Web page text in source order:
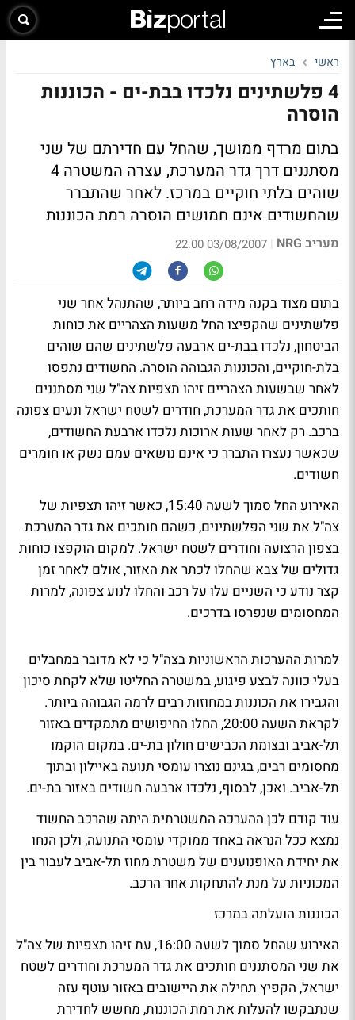
ראשי בארץ
4 פלשתינים נלכדו בבת-ים - הכוננות
הוסרה
בתום מרדף ממושך, שהחל עם חדירתם של שני
מסתננים דרך גדר המערכת, עצרה המשטרה 4
שוהים בלתי חוקיים במרכז. לאחר שהתברר
שהחשודים אינם חמושים הוסרה רמת הכוננות
מעריב NRG |
03/08/2007 22:00
בתום מצוד בקנה מידה רחב ביותר, שהתנהל אחר שני
פלשתינים שהקפיצו החל משעות הצהריים את כוחות
הביטחון, נלכדו בבת-ים ארבעה פלשתינים שהם שוהים
בלת-חוקיים, והכוננות הגבוהה הוסרה. החשודים נתפסו
לאחר שבשעות הצהריים זיהו תצפיות צה"ל שני מסתננים
חותכים את גדר המערכת, חודרים לשטח ישראל ונעים צפונה
ברכב. רק לאחר שעות ארוכות נלכדו ארבעת החשודים,
שכאשר נעצרו התברר כי אינם נושאים עמם נשק או חומרים
חשודים.
האירוע החל סמוך לשעה 15:40, כאשר זיהו תצפיות של
צה"ל את שני הפלשתינים, כשהם חותכים את גדר המערכת
בצפון הרצועה וחודרים לשטח ישראל. למקום הוקפצו כוחות
גדולים של צבא שהחלו לכתר את האזור, אולם לאחר זמן
קצר נודע כי השניים עלו על רכב והחלו לנוע צפונה, למרות
המחסומים שנפרסו בדרכים.
למרות ההערכות הראשוניות בצה"ל כי לא מדובר במחבלים
בעלי כוונה לבצע פיגוע, במשטרה החליטו שלא לקחת סיכון
והגבירו את הכוננות במחוזות רבים לרמה הגבוהה ביותר.
לקראת השעה 20:00, החלו החיפושים מתמקדים באזור
תל-אביב ובצומת הכבישים חולון בת-ים. במקום הוקמו
מחסומים רבים, בגינם נוצרו עומסי תנועה באיילון ובתוך
תל-אביב. ואכן, לבסוף, נלכדו ארבעה חשודים באזור בת-ים.
עוד קודם לכן ההערכה המשטרתית היתה שהרכב החשוד
נמצא ככל הנראה באחד ממוקדי עומסי התנועה, ולכן הנחו
את יחידת האופנוענים של משטרת מחוז תל-אביב לעבור בין
המכוניות על מנת להתחקות אחר הרכב.
הכוננות הועלתה במרכז
האירוע שהחל סמוך לשעה 16:00, עת זיהו תצפיות של צה"ל
את שני המסתננים חותכים את גדר המערכת וחודרים לשטח
ישראל, הקפיץ תחילה את היישובים באזור עוטף עזה
שנתבקשו להעלות את רמת הכוננות, מחשש לחדירת